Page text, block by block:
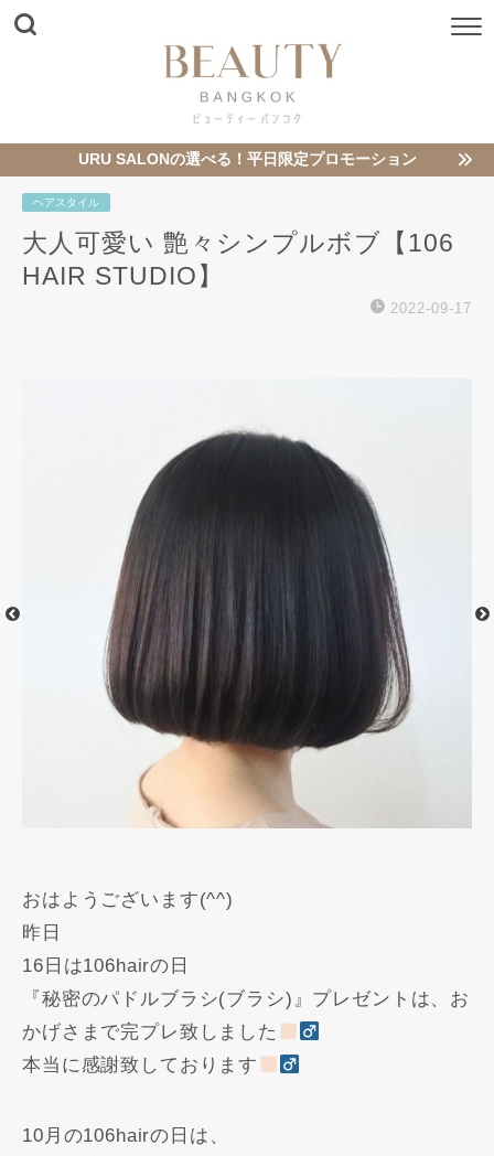
URU SALONの選べる！平日限定プロモーション
ヘアスタイル
大人可愛い 艶々シンプルボブ【106
HAIR STUDIO】
2022-09-17
おはようございます(^^)
昨日
16日は106hairの日
『秘密のパドルブラシ(ブラシ)』プレゼントは、お
かげさまで完プレ致しました
本当に感謝致しております
10月の106hairの日は、